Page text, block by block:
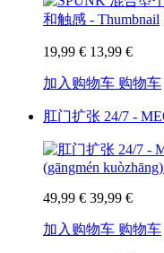
19,99 € 13,99 €
加入购物车 购物车
肛门扩张 24/7 -
49,99 € 39,99 €
加入购物车 购物车